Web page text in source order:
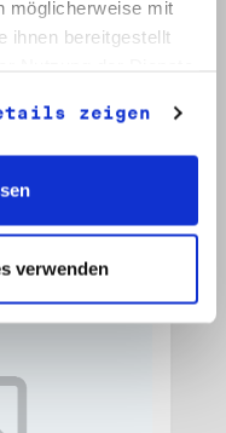
möglicherweise mit
ihnen bereitgestellt
zeigen
verwenden